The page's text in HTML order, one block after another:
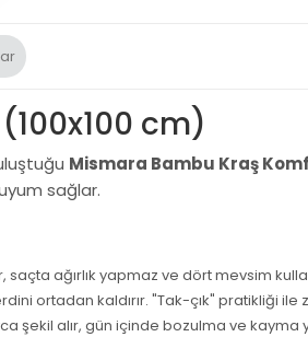
cm)
Mismara Bambu Kraş
sağlar.
ağırlık yapmaz ve dört mevsim
ortadan kaldırır. "Tak-çık" pratikliği
şekil alır, gün içinde bozulma ve kayma